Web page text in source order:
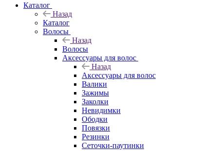
Каталог
Назад
Каталог
Волосы
Назад
Волосы
Аксессуары для волос
Назад
Аксессуары для волос
Валики
Зажимы
Заколки
Невидимки
Ободки
Повязки
Резинки
Сеточки-паутинки